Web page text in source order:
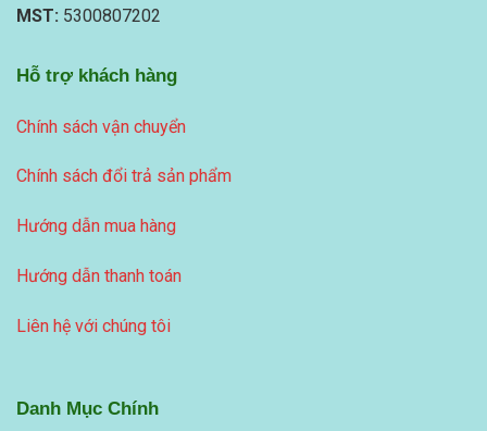
MST: 5300807202
Hỗ trợ khách hàng
Chính sách vận chuyển
Chính sách đổi trả sản phẩm
Hướng dẫn mua hàng
Hướng dẫn thanh toán
Liên hệ với chúng tôi
Danh Mục Chính